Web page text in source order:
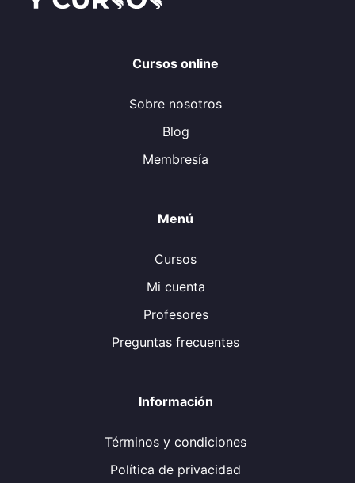
Cursos online
Sobre nosotros
Blog
Membresía
Menú
Cursos
Mi cuenta
Profesores
Preguntas frecuentes
Información
Términos y condiciones
Política de privacidad